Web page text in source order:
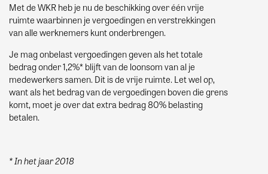
Met de WKR heb je nu de beschikking over één vrije
ruimte waarbinnen je vergoedingen en verstrekkingen
van alle werknemers kunt onderbrengen.
Je mag onbelast vergoedingen geven als het totale
bedrag onder 1,2%* blijft van de loonsom van al je
medewerkers samen. Dit is de vrije ruimte. Let wel op,
want als het bedrag van de vergoedingen boven die grens
komt, moet je over dat extra bedrag 80% belasting
betalen.
* In het jaar 2018